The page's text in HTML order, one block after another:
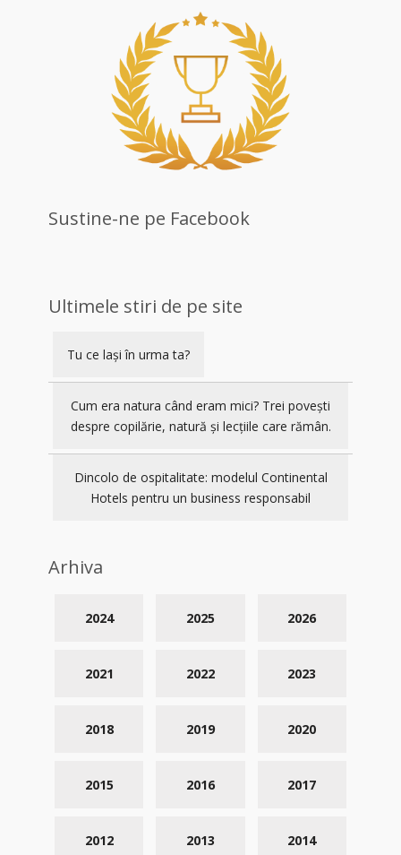
Sustine-ne pe Facebook
Ultimele stiri de pe site
Tu ce lași în urma ta?
Cum era natura când eram mici? Trei povești
despre copilărie, natură și lecțiile care rămân.
Dincolo de ospitalitate: modelul Continental
Hotels pentru un business responsabil
Arhiva
2026
2025
2024
2023
2022
2021
2020
2019
2018
2017
2016
2015
2014
2013
2012